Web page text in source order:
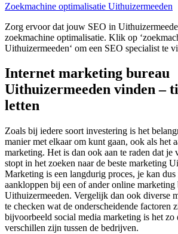
Zoekmachine optimalisatie Uithuizermeeden
Zorg ervoor dat jouw SEO in
zoekmachine optimalisatie. Klik op
Uithuizermeeden‘ om een SEO specialist te
Internet marketing bureau
Uithuizermeeden vinden –
letten
Zoals bij iedere soort investering is het
manier met elkaar om kunt gaan, ook als het
marketing. Het is dan ook aan te raden dat je
stopt in het zoeken naar de beste marketing
Marketing is een langdurig proces, je kan dus
aankloppen bij een of ander online marketing
Uithuizermeeden. Vergelijk dan ook diverse
te checken wat de onderscheidende factoren
bijvoorbeeld social media marketing is het zo
verschillen zijn tussen de bedrijven.